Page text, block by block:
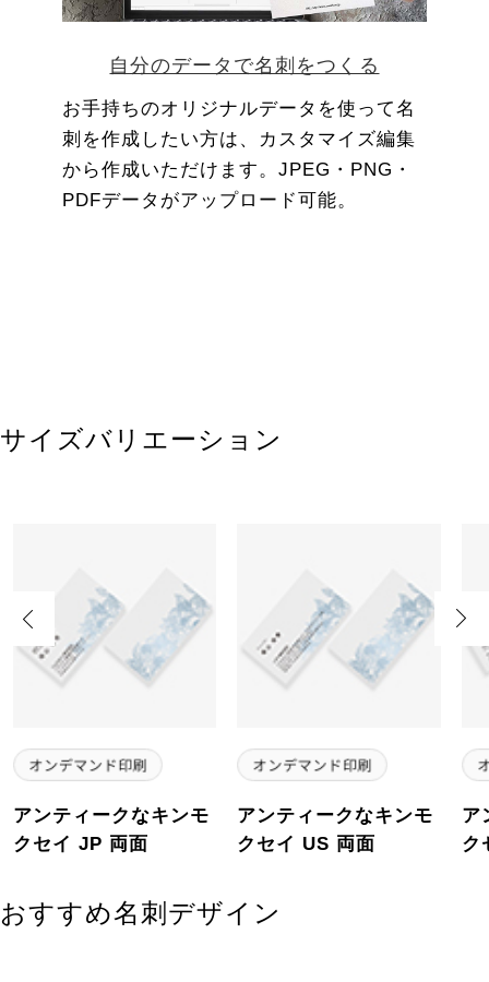
自分のデータで名刺をつくる
お手持ちのオリジナルデータを使って名
刺を作成したい方は、カスタマイズ編集
から作成いただけます。JPEG・PNG・
PDFデータがアップロード可能。
サイズバリエーション
アンティークなキンモ
クセイ JP 両面
アンティークなキンモ
クセイ US 両面
ア
ク
Previous Next
おすすめ名刺デザイン